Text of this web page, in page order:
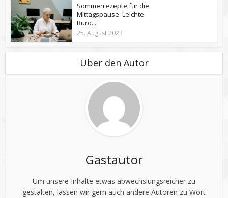
Sommerrezepte für die
Mittagspause: Leichte
Büro...
25. August 2023
Über den Autor
Gastautor
Um unsere Inhalte etwas abwechslungsreicher zu
gestalten, lassen wir gern auch andere Autoren zu Wort